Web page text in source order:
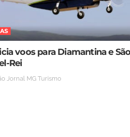
voos para Diamantina e
Rei
Jornal MG Turismo